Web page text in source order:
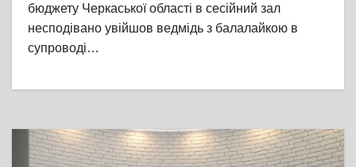
бюджету Черкаської області в сесійний зал
несподівано увійшов ведмідь з балалайкою в
супроводі…